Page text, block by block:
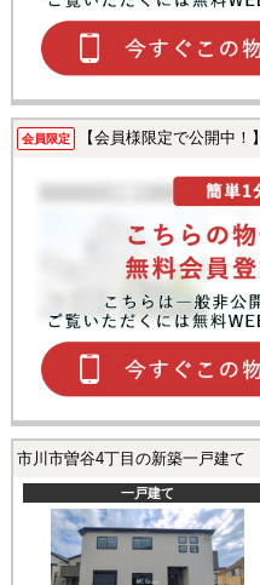
会員限定 【会員様限定で公開中！】
市川市曽谷4丁目の新築一戸建て
一戸建て